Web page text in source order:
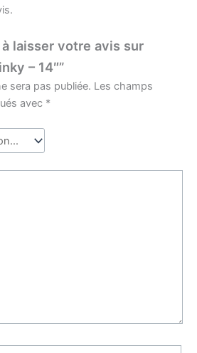
laisser votre avis sur
– 14″”
sera pas publiée. Les champs
avec *